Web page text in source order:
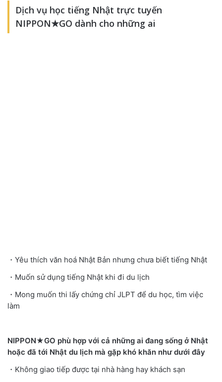
Dịch vụ học tiếng Nhật trực tuyến
NIPPON★GO dành cho những ai
・Yêu thích văn hoá Nhật Bản nhưng chưa biết tiếng Nhật
・Muốn sử dụng tiếng Nhật khi đi du lịch
・Mong muốn thi lấy chứng chỉ JLPT để du học, tìm việc
làm
NIPPON★GO phù hợp với cả những ai đang sống ở Nhật
hoặc đã tới Nhật du lịch mà gặp khó khăn như dưới đây
・Không giao tiếp được tại nhà hàng hay khách sạn